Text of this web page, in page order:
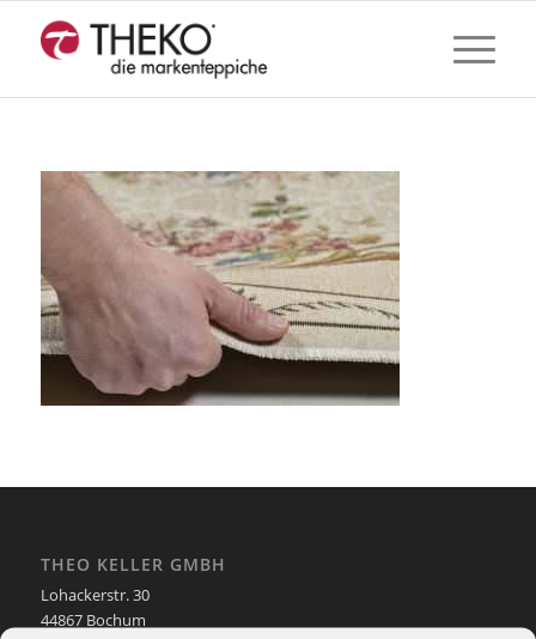
THEO KELLER GMBH
Lohackerstr. 30
44867 Bochum